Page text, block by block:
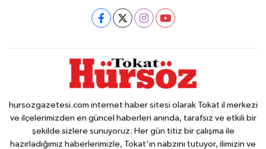
hursozgazetesi.com internet haber sitesi olarak Tokat il merkezi
ve ilçelerimizden en güncel haberleri anında, tarafsız ve etkili bir
şekilde sizlere sunuyoruz. Her gün titiz bir çalışma ile
hazırladığımız haberlerimizle, Tokat'ın nabzını tutuyor, ilimizin ve